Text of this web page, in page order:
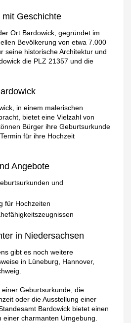
Geschichte
Ort Bardowick, gegründet im
Bevölkerung von etwa 7.000
seine historische Architektur und
die PLZ 21357 und die
in einem malerischen
bietet eine Vielzahl von
Bürger ihre Geburtsurkunde
für ihre Hochzeit
Angebote
und
für Hochzeiten
in Niedersachsen
gibt es noch weitere
in Lüneburg, Hannover,
Geburtsurkunde, die
oder die Ausstellung einer
Bardowick bietet einen
einer charmanten Umgebung.